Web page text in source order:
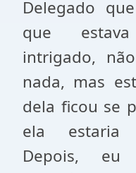
Delegado
que
intrigado,
nada, mas
dela ficou se
ela estaria
Depois,